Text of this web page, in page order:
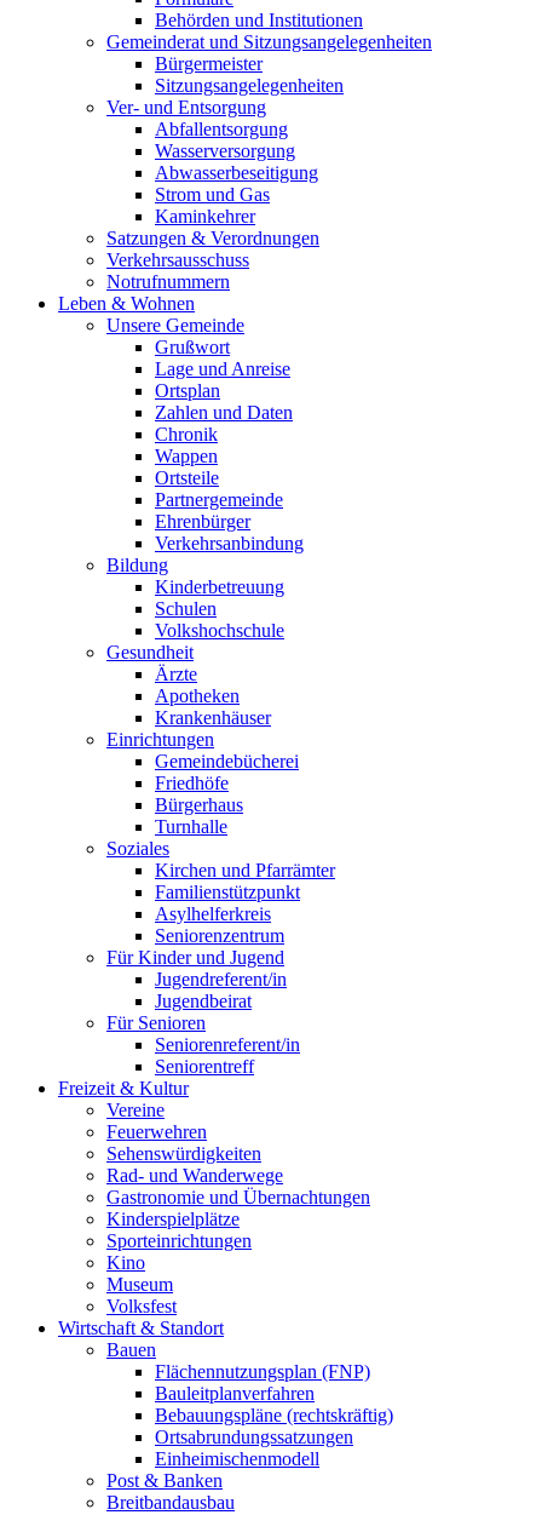
Behörden und Institutionen
Gemeinderat und Sitzungsangelegenheiten
Bürgermeister
Sitzungsangelegenheiten
Ver- und Entsorgung
Abfallentsorgung
Wasserversorgung
Abwasserbeseitigung
Strom und Gas
Kaminkehrer
Satzungen & Verordnungen
Verkehrsausschuss
Notrufnummern
Leben & Wohnen
Unsere Gemeinde
Grußwort
Lage und Anreise
Ortsplan
Zahlen und Daten
Chronik
Wappen
Ortsteile
Partnergemeinde
Ehrenbürger
Verkehrsanbindung
Bildung
Kinderbetreuung
Schulen
Volkshochschule
Gesundheit
Ärzte
Apotheken
Krankenhäuser
Einrichtungen
Gemeindebücherei
Friedhöfe
Bürgerhaus
Turnhalle
Soziales
Kirchen und Pfarrämter
Familienstützpunkt
Asylhelferkreis
Seniorenzentrum
Für Kinder und Jugend
Jugendreferent/in
Jugendbeirat
Für Senioren
Seniorenreferent/in
Seniorentreff
Freizeit & Kultur
Vereine
Feuerwehren
Sehenswürdigkeiten
Rad- und Wanderwege
Gastronomie und Übernachtungen
Kinderspielplätze
Sporteinrichtungen
Kino
Museum
Volksfest
Wirtschaft & Standort
Bauen
Flächennutzungsplan (FNP)
Bauleitplanverfahren
Bebauungspläne (rechtskräftig)
Ortsabrundungssatzungen
Einheimischenmodell
Post & Banken
Breitbandausbau